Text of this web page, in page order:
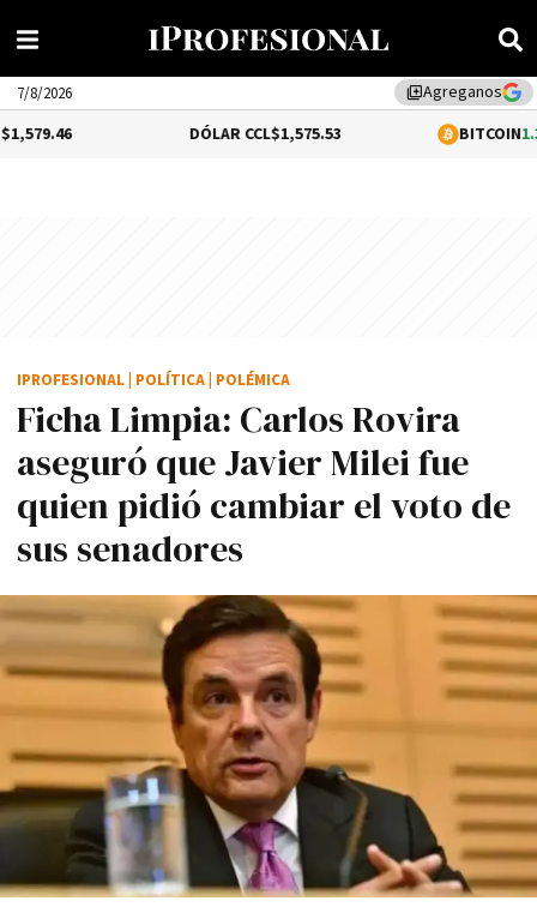
library_addAgreganos
7/8/2026
DÓLAR CCL$1,575.53 BITCOIN1.31%
Ficha Limpia: Carlos Rovira
aseguró que Javier Milei fue
quien pidió cambiar el voto de
sus senadores
IPROFESIONAL POLÍTICA POLÉMICA